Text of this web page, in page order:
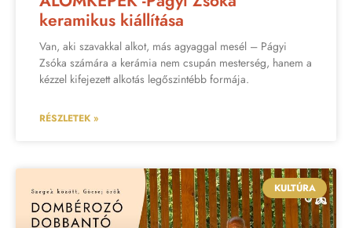
keramikus kiállítása
Van, aki szavakkal alkot, más agyaggal mesél – Págyi
Zsóka számára a kerámia nem csupán mesterség, hanem a
kézzel kifejezett alkotás legőszintébb formája.
RÉSZLETEK »
KULTÚRA